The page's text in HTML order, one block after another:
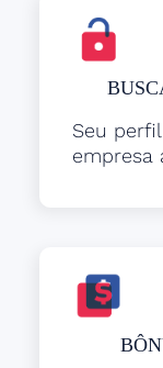
Seu
empresa